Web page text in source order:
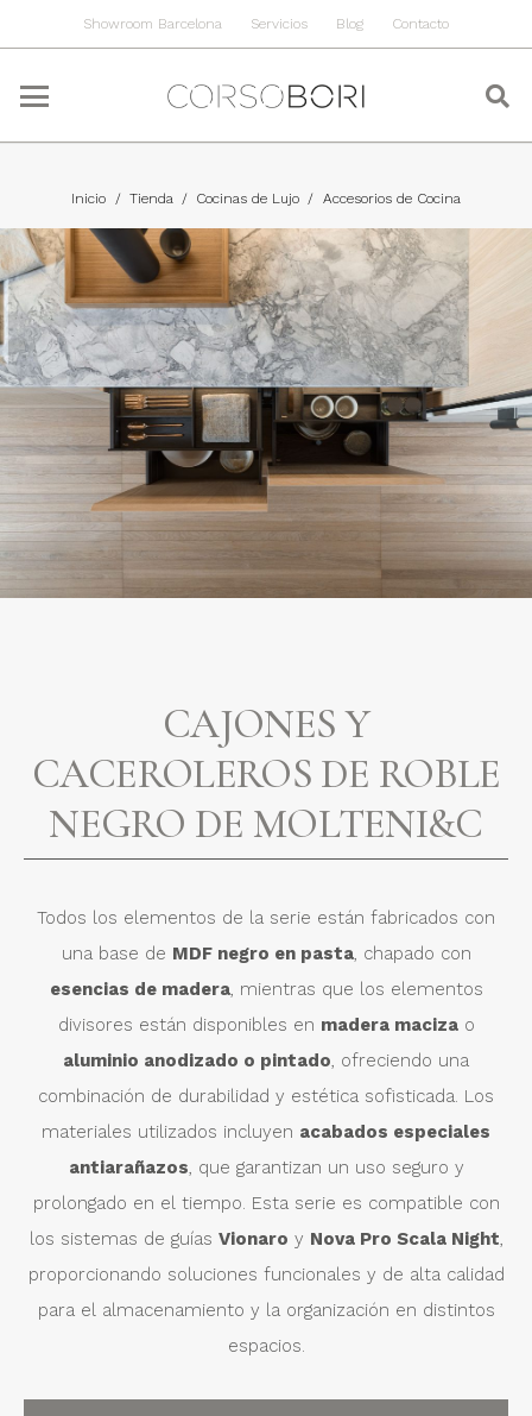
Showroom Barcelona Servicios Blog Contacto
Inicio / Tienda / Cocinas de Lujo / Accesorios de Cocina
CAJONES Y
CACEROLEROS DE ROBLE
NEGRO DE MOLTENI&C
Todos los elementos de la serie están fabricados con
una base de MDF negro en pasta, chapado con
esencias de madera, mientras que los elementos
divisores están disponibles en madera macizao
aluminio anodizado o pintado , ofreciendo una
combinación de durabilidad y estética sofisticada. Los
materiales utilizados incluyen acabados especiales
antiarañazos , que garantizan un uso seguro y
prolongado en el tiempo. Esta serie es compatible con
los sistemas de guías Vionaro y Nova Pro Scala Night
proporcionando soluciones funcionales y de alta calidad
para el almacenamiento y la organización en distintos
espacios.